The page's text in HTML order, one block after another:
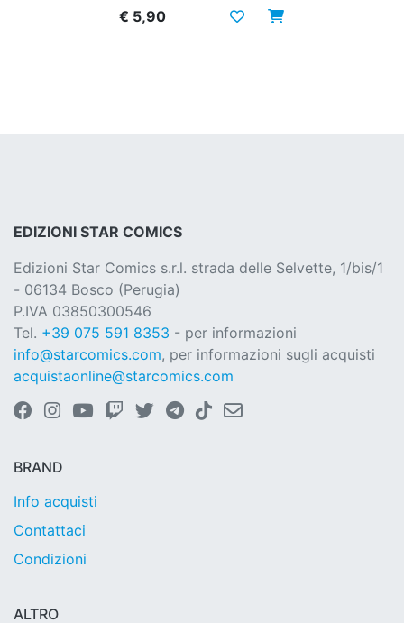
€ 5,90
EDIZIONI STAR COMICS
Edizioni Star Comics s.r.l. strada delle Selvette, 1/bis/1
- 06134 Bosco (Perugia)
P.IVA 03850300546
Tel. +39 075 591 8353 - per informazioni
info@starcomics.com, per informazioni sugli acquisti
acquistaonline@starcomics.com
BRAND
Info acquisti
Contattaci
Condizioni
ALTRO